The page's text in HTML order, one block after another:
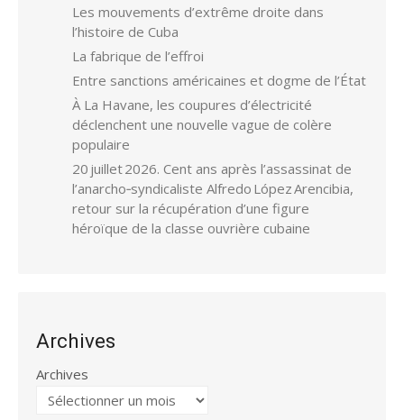
Les mouvements d’extrême droite dans
l’histoire de Cuba
La fabrique de l’effroi
Entre sanctions américaines et dogme de l’État
À La Havane, les coupures d’électricité
déclenchent une nouvelle vague de colère
populaire
20 juillet 2026. Cent ans après l’assassinat de
l’anarcho‑syndicaliste Alfredo López Arencibia,
retour sur la récupération d’une figure
héroïque de la classe ouvrière cubaine
Archives
Archives